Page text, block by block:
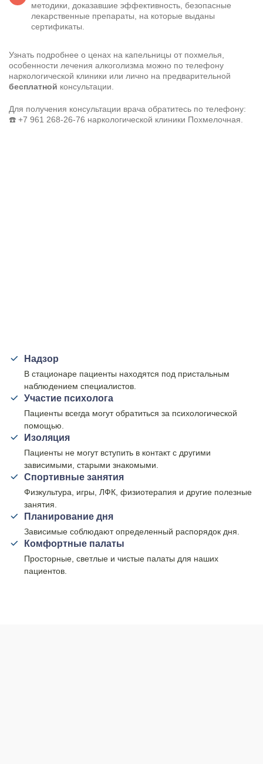
методики, доказавшие эффективность, безопасные
лекарственные препараты, на которые выданы
сертификаты.
Узнать подробнее о ценах на капельницы от похмелья,
особенности лечения алкоголизма можно по телефону
наркологической клиники или лично на предварительной
бесплатной консультации.
Для получения консультации врача обратитесь по телефону:
☎️ +7 961 268-26-76 наркологической клиники Похмелочная.
Надзор
В стационаре пациенты находятся под пристальным
наблюдением специалистов.
Участие психолога
Пациенты всегда могут обратиться за психологической
помощью.
Изоляция
Пациенты не могут вступить в контакт с другими
зависимыми, старыми знакомыми.
Спортивные занятия
Физкультура, игры, ЛФК, физиотерапия и другие полезные
занятия.
Планирование дня
Зависимые соблюдают определенный распорядок дня.
Комфортные палаты
Просторные, светлые и чистые палаты для наших
пациентов.